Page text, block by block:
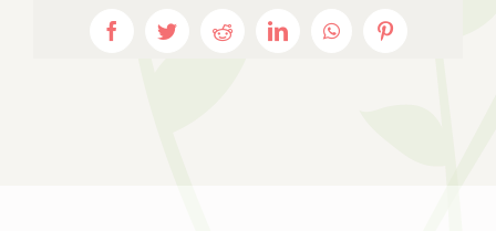
FacebookTwitterRedditLinkedInWhatsAppPinterest